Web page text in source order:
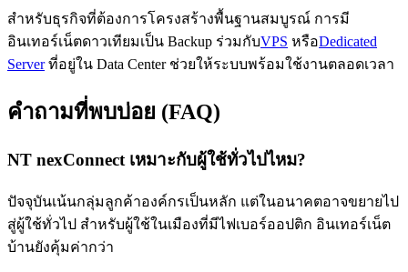
สำหรับธุรกิจที่ต้องการโครงสร้างพื้นฐานสมบูรณ์ การมี
อินเทอร์เน็ตดาวเทียมเป็น Backup ร่วมกับVPS หรือDedicated
Serverที่อยู่ใน Data Center ช่วยให้ระบบพร้อมใช้งานตลอดเวลา
คำถามที่พบบ่อย (FAQ)
NT nexConnect เหมาะกับผู้ใช้ทั่วไปไหม?
ปัจจุบันเน้นกลุ่มลูกค้าองค์กรเป็นหลัก แต่ในอนาคตอาจขยายไป
สู่ผู้ใช้ทั่วไป สำหรับผู้ใช้ในเมืองที่มีไฟเบอร์ออปติก อินเทอร์เน็ต
บ้านยังคุ้มค่ากว่า